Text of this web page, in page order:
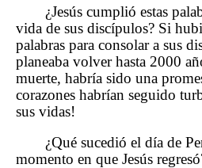
¿Jesús cumplió estas
vida de sus discípulos? Si
palabras para consolar a sus
planeaba volver hasta 2000
muerte, habría sido una
corazones habrían seguido
sus vidas!
¿Qué sucedió el día de
momento en que Jesús